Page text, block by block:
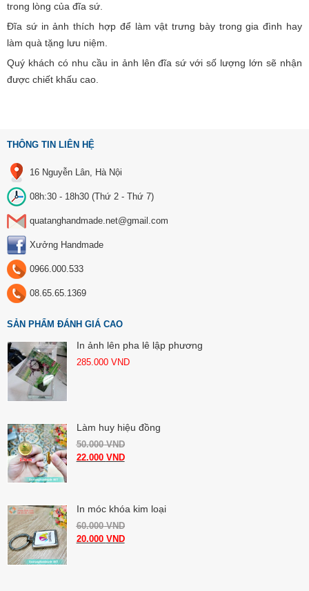
trong lòng của đĩa sứ.
Đĩa sứ in ảnh thích hợp để làm vật trưng bày trong gia đình hay
làm quà tặng lưu niệm.
Quý khách có nhu cầu in ảnh lên đĩa sứ với số lượng lớn sẽ nhận
được chiết khấu cao.
THÔNG TIN LIÊN HỆ
16 Nguyễn Lân, Hà Nội
08h:30 - 18h30 (Thứ 2 - Thứ 7)
quatanghandmade.net@gmail.com
Xưởng Handmade
0966.000.533
08.65.65.1369
SẢN PHẨM ĐÁNH GIÁ CAO
In ảnh lên pha lê lập phương
285.000 VND
Làm huy hiệu đồng
50.000VND
22.000 VND
In móc khóa kim loại
60.000VND
20.000 VND